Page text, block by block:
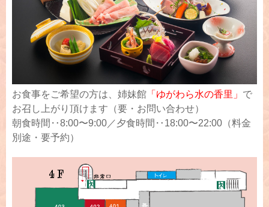
お食事をご希望の方は、姉妹館 「ゆがわら水の香里」 で
お召し上がり頂けます（要・お問い合わせ）
朝食時間‥8:00〜9:00／夕食時間‥18:00〜22:00（料金
別途・要予約）